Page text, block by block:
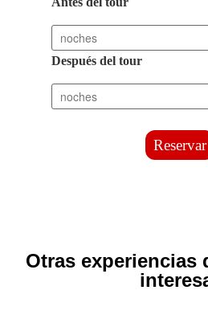
Después del tour
Reservar
Otras experiencias